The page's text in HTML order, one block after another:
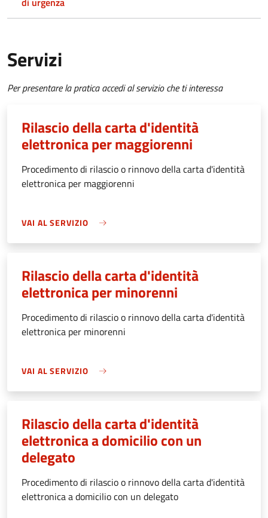
Servizi
Per presentare la pratica accedi al servizio che ti interessa
Rilascio della carta d'identità
elettronica per maggiorenni
Procedimento di rilascio o rinnovo della carta d'identità
elettronica per maggiorenni
VAI AL SERVIZIO
Rilascio della carta d'identità
elettronica per minorenni
Procedimento di rilascio o rinnovo della carta d'identità
elettronica per minorenni
VAI AL SERVIZIO
Rilascio della carta d'identità
elettronica a domicilio con un
delegato
Procedimento di rilascio o rinnovo della carta d'identità
elettronica a domicilio con un delegato